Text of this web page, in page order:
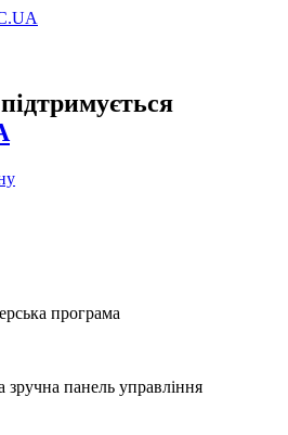
програма
зручна панель управління